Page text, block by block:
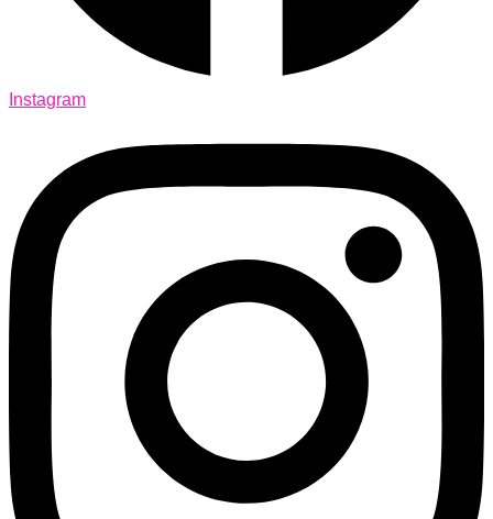
Instagram